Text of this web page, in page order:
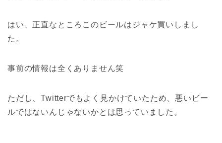
はい、正直なところこのビールはジャケ買いしまし
た。
事前の情報は全くありません笑
ただし、Twitterでもよく見かけていたため、悪いビー
ルではないんじゃないかとは思っていました。